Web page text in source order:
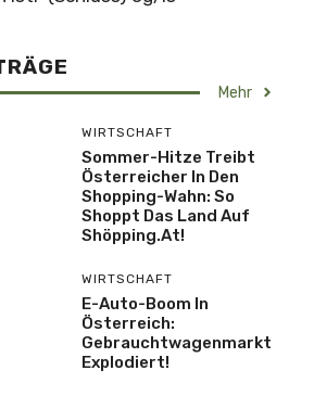
Mehr
WIRTSCHAFT
Sommer-Hitze Treibt
Österreicher In Den
Shopping-Wahn: So
Shoppt Das Land Auf
Shöpping.at!
WIRTSCHAFT
E-Auto-Boom In
Österreich:
Gebrauchtwagenmarkt
Explodiert!